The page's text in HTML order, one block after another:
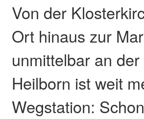
Von der
Ort hinaus zur
unmittelbar an
Heilborn ist weit
Wegstation: